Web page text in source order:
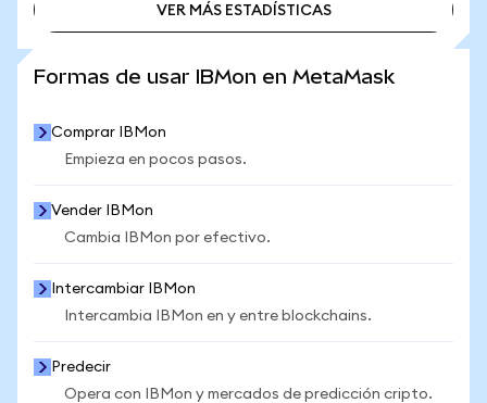
VER MÁS ESTADÍSTICAS
Formas de usar IBMon en MetaMask
Comprar IBMon
Empieza en pocos pasos.
Vender IBMon
Cambia IBMon por efectivo.
Intercambiar IBMon
Intercambia IBMon en y entre blockchains.
Predecir
Opera con IBMon y mercados de predicción cripto.